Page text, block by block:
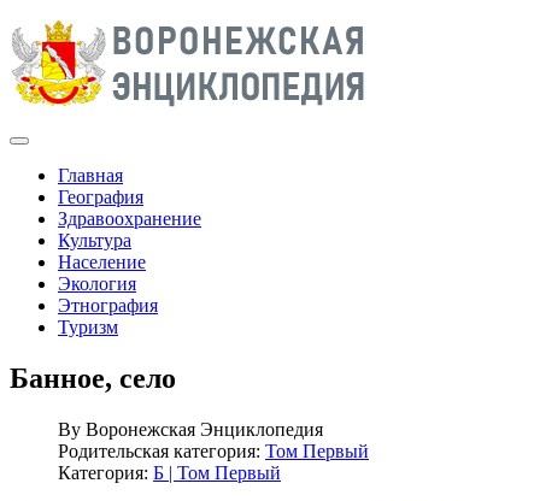
Главная
География
Здравоохранение
Культура
Население
Экология
Этнография
Туризм
Банное, село
By Воронежская Энциклопедия
Родительская категория: Том Первый
Категория: Б | Том Первый